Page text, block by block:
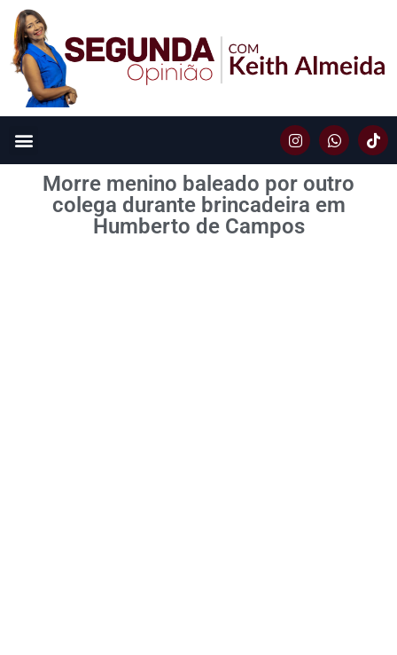
Morre menino baleado por outro
colega durante brincadeira em
Humberto de Campos